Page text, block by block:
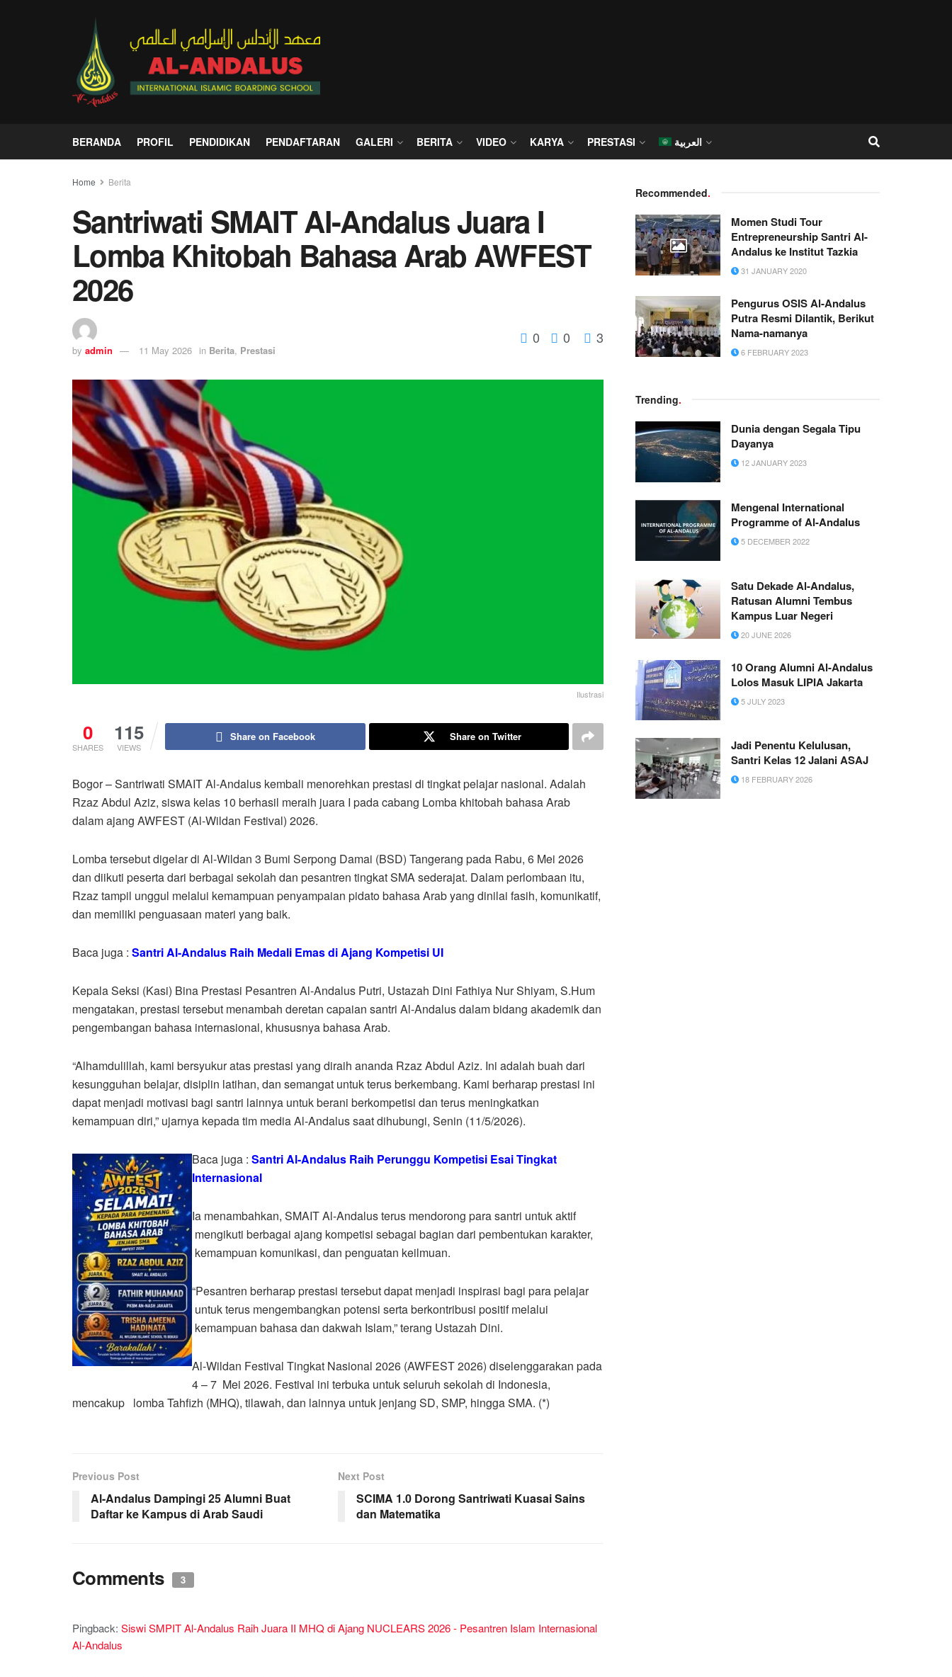
BERANDA PROFIL PENDIDIKAN PENDAFTARAN GALERI BERITA VIDEO KARYA PRESTASI العربية
Home Berita
Santriwati SMAIT Al-Andalus Juara I
Lomba Khitobah Bahasa Arab AWFEST
2026
by admin 11 May 2026 in Berita, Prestasi
0 0 3
Ilustrasi
0
SHARES
115
VIEWS
Share on Facebook Share on Twitter
Bogor – Santriwati SMAIT Al-Andalus kembali menorehkan prestasi di tingkat pelajar nasional. Adalah
Rzaz Abdul Aziz, siswa kelas 10 berhasil meraih juara I pada cabang Lomba khitobah bahasa Arab
dalam ajang AWFEST (Al-Wildan Festival) 2026.
Lomba tersebut digelar di Al-Wildan 3 Bumi Serpong Damai (BSD) Tangerang pada Rabu, 6 Mei 2026
dan diikuti peserta dari berbagai sekolah dan pesantren tingkat SMA sederajat. Dalam perlombaan itu,
Rzaz tampil unggul melalui kemampuan penyampaian pidato bahasa Arab yang dinilai fasih, komunikatif,
dan memiliki penguasaan materi yang baik.
Baca juga : Santri Al-Andalus Raih Medali Emas di Ajang Kompetisi UI
Kepala Seksi (Kasi) Bina Prestasi Pesantren Al-Andalus Putri, Ustazah Dini Fathiya Nur Shiyam, S.Hum
mengatakan, prestasi tersebut menambah deretan capaian santri Al-Andalus dalam bidang akademik dan
pengembangan bahasa internasional, khususnya bahasa Arab.
“Alhamdulillah, kami bersyukur atas prestasi yang diraih ananda Rzaz Abdul Aziz. Ini adalah buah dari
kesungguhan belajar, disiplin latihan, dan semangat untuk terus berkembang. Kami berharap prestasi ini
dapat menjadi motivasi bagi santri lainnya untuk berani berkompetisi dan terus meningkatkan
kemampuan diri,” ujarnya kepada tim media Al-Andalus saat dihubungi, Senin (11/5/2026).
Baca juga : Santri Al-Andalus Raih Perunggu Kompetisi Esai Tingkat
Internasional
Ia menambahkan, SMAIT Al-Andalus terus mendorong para santri untuk aktif
mengikuti berbagai ajang kompetisi sebagai bagian dari pembentukan karakter,
kemampuan komunikasi, dan penguatan keilmuan.
“Pesantren berharap prestasi tersebut dapat menjadi inspirasi bagi para pelajar
untuk terus mengembangkan potensi serta berkontribusi positif melalui
kemampuan bahasa dan dakwah Islam,” terang Ustazah Dini.
Al-Wildan Festival Tingkat Nasional 2026 (AWFEST 2026) diselenggarakan pada
4 – 7 Mei 2026. Festival ini terbuka untuk seluruh sekolah di Indonesia,
mencakup lomba Tahfizh (MHQ), tilawah, dan lainnya untuk jenjang SD, SMP, hingga SMA. (*)
Previous Post
Al-Andalus Dampingi 25 Alumni Buat
Daftar ke Kampus di Arab Saudi
Next Post
SCIMA 1.0 Dorong Santriwati Kuasai Sains
dan Matematika
Comments 3
Pingback: Siswi SMPIT Al-Andalus Raih Juara II MHQ di Ajang NUCLEARS 2026 - Pesantren Islam Internasional
Al-Andalus
Recommended.
Momen Studi Tour
Entrepreneurship Santri Al-
Andalus ke Institut Tazkia
31 JANUARY 2020
Pengurus OSIS Al-Andalus
Putra Resmi Dilantik, Berikut
Nama-namanya
6 FEBRUARY 2023
Trending.
Dunia dengan Segala Tipu
Dayanya
12 JANUARY 2023
Mengenal International
Programme of Al-Andalus
5 DECEMBER 2022
Satu Dekade Al-Andalus,
Ratusan Alumni Tembus
Kampus Luar Negeri
20 JUNE 2026
10 Orang Alumni Al-Andalus
Lolos Masuk LIPIA Jakarta
5 JULY 2023
Jadi Penentu Kelulusan,
Santri Kelas 12 Jalani ASAJ
18 FEBRUARY 2026